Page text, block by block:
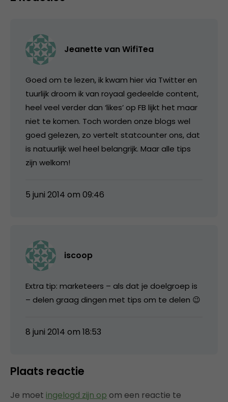
Jeanette van WifiTea
Goed om te lezen, ik kwam hier via Twitter en
tuurlijk droom ik van royaal gedeelde content,
heel veel verder dan ‘likes’ op FB lijkt het maar
niet te komen. Toch worden onze blogs wel
goed gelezen, zo vertelt statcounter ons, dat
is natuurlijk wel heel belangrijk. Maar alle tips
zijn welkom!
5 juni 2014 om 09:46
iscoop
Extra tip: marketeers – als dat je doelgroep is
– delen graag dingen met tips om te delen 😉
8 juni 2014 om 18:53
Plaats reactie
Je moet ingelogd zijn op om een reactie te